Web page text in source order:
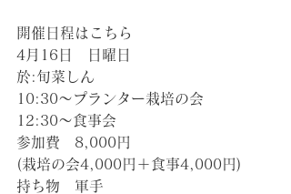
開催日程はこちら
4月16日　日曜日
於:旬菜しん
10:30〜プランター栽培の会
12:30〜食事会
参加費　8,000円
(栽培の会4,000円＋食事4,000円)
持ち物　軍手